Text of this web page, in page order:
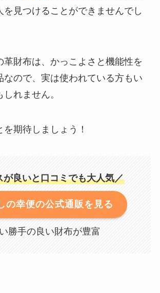
を見つけることができませんでし
革財布は、かっこよさと機能性を
なので、実は使われている方もい
れません。
期待しましょう！
が良いと口コミでも大人気／
の幸便の公式通販を見る
勝手の良い財布が豊富